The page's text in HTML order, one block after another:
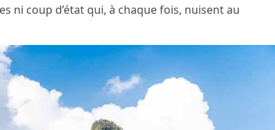
ni coup d’état qui, à chaque fois, nuisent au